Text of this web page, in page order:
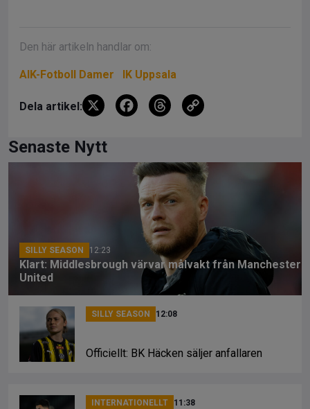
Den här artikeln handlar om:
AIK-Fotboll Damer IK Uppsala
Dela artikel: X
F
b
o
o
k
T
a
d
s
Li
n
k
Senaste Nytt
SILLY SEASON 12:23
Klart: Middlesbrough värvar målvakt från Manchester
United
SILLY SEASON 12:08
Officiellt: BK Häcken säljer anfallaren
INTERNATIONELLT 11:38